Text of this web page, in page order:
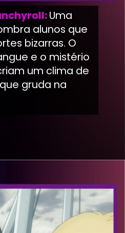
Uma
alunos que
bizarras. O
e o mistério
um clima de
gruda na